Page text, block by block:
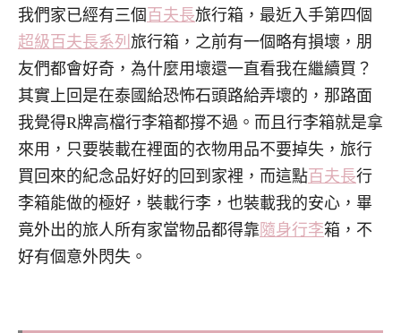
我們家已經有三個 百夫長旅行箱，最近入手第四個
超級百夫長系列 旅行箱，之前有一個略有損壞，朋
友們都會好奇，為什麼用壞還一直看我在繼續買？
其實上回是在泰國給恐怖石頭路給弄壞的，那路面
我覺得R牌高檔行李箱都撐不過。而且行李箱就是拿
來用，只要裝載在裡面的衣物用品不要掉失，旅行
買回來的紀念品好好的回到家裡，而這點百夫長行
李箱能做的極好，裝載行李，也裝載我的安心，畢
竟外出的旅人所有家當物品都得靠 隨身行李箱，不
好有個意外閃失。